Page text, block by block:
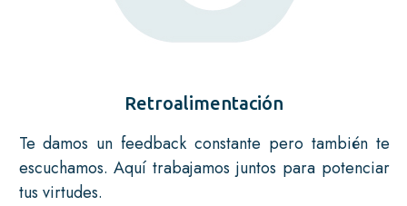
Retroalimentación
Te damos un feedback constante pero también te
escuchamos. Aquí trabajamos juntos para potenciar
tus virtudes.